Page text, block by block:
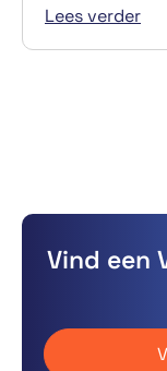
Lees verder
Vind een